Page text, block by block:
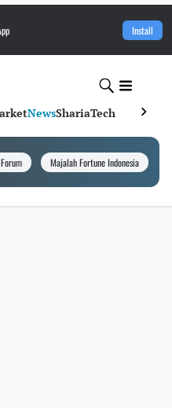
Install
NewsShariaTech
Majalah Fortune Indonesia